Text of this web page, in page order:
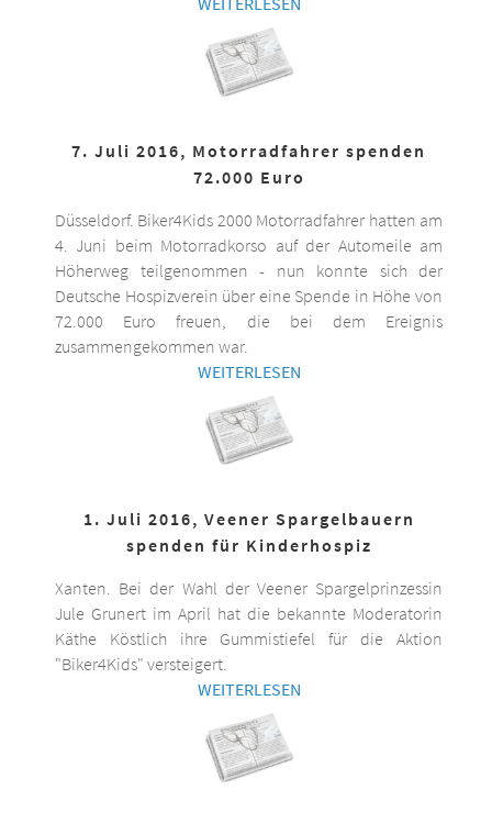
7. Juli 2016, Motorradfahrer spenden
72.000 Euro
Düsseldorf. Biker4Kids 2000 Motorradfahrer hatten am
4. Juni beim Motorradkorso auf der Automeile am
Höherweg teilgenommen - nun konnte sich der
Deutsche Hospizverein über eine Spende in Höhe von
72.000 Euro freuen, die bei dem Ereignis
zusammengekommen war.
WEITERLESEN
1. Juli 2016, Veener Spargelbauern
spenden für Kinderhospiz
Xanten. Bei der Wahl der Veener Spargelprinzessin
Jule Grunert im April hat die bekannte Moderatorin
Käthe Köstlich ihre Gummistiefel für die Aktion
"Biker4Kids" versteigert.
WEITERLESEN